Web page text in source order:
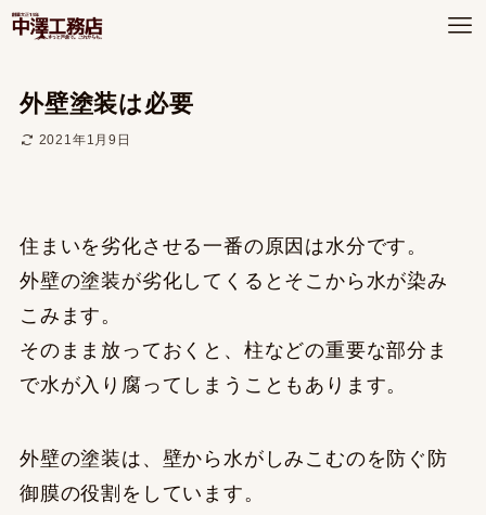
外壁塗装は必要
2021年1月9日
住まいを劣化させる一番の原因は水分です。
外壁の塗装が劣化してくるとそこから水が染み
こみます。
そのまま放っておくと、柱などの重要な部分ま
で水が入り腐ってしまうこともあります。
外壁の塗装は、壁から水がしみこむのを防ぐ防
御膜の役割をしています。